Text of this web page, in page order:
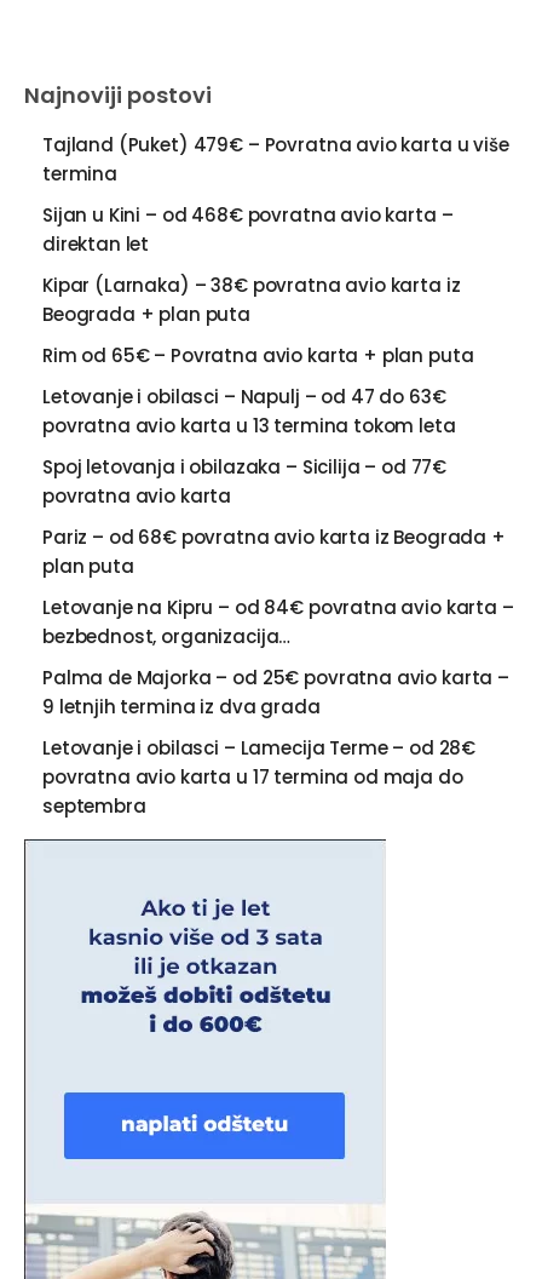
Najnoviji postovi
Tajland (Puket) 479€ – Povratna avio karta u više
termina
Sijan u Kini – od 468€ povratna avio karta –
direktan let
Kipar (Larnaka) – 38€ povratna avio karta iz
Beograda + plan puta
Rim od 65€ – Povratna avio karta + plan puta
Letovanje i obilasci – Napulj – od 47 do 63€
povratna avio karta u 13 termina tokom leta
Spoj letovanja i obilazaka – Sicilija – od 77€
povratna avio karta
Pariz – od 68€ povratna avio karta iz Beograda +
plan puta
Letovanje na Kipru – od 84€ povratna avio karta –
bezbednost, organizacija…
Palma de Majorka – od 25€ povratna avio karta –
9 letnjih termina iz dva grada
Letovanje i obilasci – Lamecija Terme – od 28€
povratna avio karta u 17 termina od maja do
septembra